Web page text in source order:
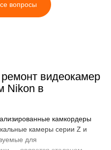
вопросы
видеокамер
Nikon в
камкордеры
камеры серии Z и
для